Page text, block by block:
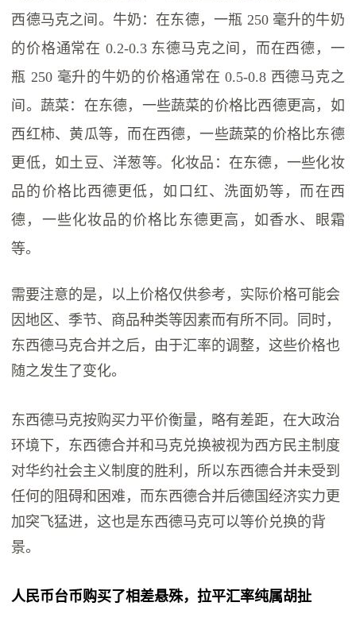
西德马克之间。牛奶：在东德，一瓶 250 毫升的牛奶
的价格通常在 0.2-0.3 东德马克之间，而在西德，一
瓶 250 毫升的牛奶的价格通常在 0.5-0.8 西德马克之
间。蔬菜：在东德，一些蔬菜的价格比西德更高，如
西红柿、黄瓜等，而在西德，一些蔬菜的价格比东德
更低，如土豆、洋葱等。化妆品：在东德，一些化妆
品的价格比西德更低，如口红、洗面奶等，而在西
德，一些化妆品的价格比东德更高，如香水、眼霜
等。
需要注意的是，以上价格仅供参考，实际价格可能会
因地区、季节、商品种类等因素而有所不同。同时，
东西德马克合并之后，由于汇率的调整，这些价格也
随之发生了变化。
东西德马克按购买力平价衡量，略有差距，在大政治
环境下，东西德合并和马克兑换被视为西方民主制度
对华约社会主义制度的胜利，所以东西德合并未受到
任何的阻碍和困难，而东西德合并后德国经济实力更
加突飞猛进，这也是东西德马克可以等价兑换的背
景。
人民币台币购买了相差悬殊，拉平汇率纯属胡扯